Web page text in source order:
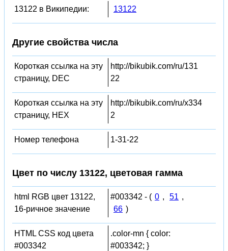
13122 в Википедии: 13122
Другие свойства числа
Короткая ссылка на эту
страницу, DEC
http://bikubik.com/ru/131
22
Короткая ссылка на эту
страницу, HEX
http://bikubik.com/ru/x334
2
Номер телефона 1-31-22
Цвет по числу 13122, цветовая гамма
html RGB цвет 13122,
16-ричное значение
#003342 - ( 0 , 51 ,
66 )
HTML CSS код цвета
#003342
.color-mn { color:
#003342; }